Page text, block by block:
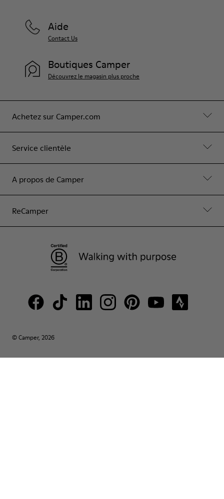
Achetez sur Camper.com
Service clientèle
A propos de Camper
ReCamper
Aide
Contact Us
Boutiques Camper
Découvrez le magasin plus proche
© Camper, 2026